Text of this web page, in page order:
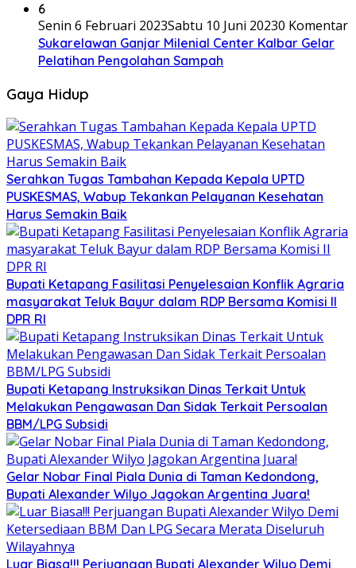
6
Senin 6 Februari 2023Sabtu 10 Juni 20230 Komentar
Sukarelawan Ganjar Milenial Center Kalbar Gelar
Pelatihan Pengolahan Sampah
Gaya Hidup
Serahkan Tugas Tambahan Kepada Kepala UPTD
PUSKESMAS, Wabup Tekankan Pelayanan Kesehatan
Harus Semakin Baik
Bupati Ketapang Fasilitasi Penyelesaian Konflik Agraria
masyarakat Teluk Bayur dalam RDP Bersama Komisi II
DPR RI
Bupati Ketapang Instruksikan Dinas Terkait Untuk
Melakukan Pengawasan Dan Sidak Terkait Persoalan
BBM/LPG Subsidi
Gelar Nobar Final Piala Dunia di Taman Kedondong,
Bupati Alexander Wilyo Jagokan Argentina Juara!
Luar Biasa!!! Perjuangan Bupati Alexander Wilyo Demi